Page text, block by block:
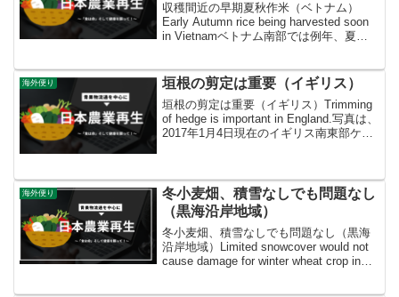
収穫間近の早期夏秋作米（ベトナム）
Early Autumn rice being harvested soon
in Vietnamベトナム南部では例年、夏秋
ベト...
海外便り 垣根の剪定は重要（イギリス）
垣根の剪定は重要（イギリス）Trimming
of hedge is important in England.写真は、
2017年1月4日現在のイギリス南東部ケン
海外便り
冬小麦畑、積雪なしでも問題なし
（黒海沿岸地域）
冬小麦畑、積雪なしでも問題なし（黒海
沿岸地域）Limited snowcover would not
cause damage for winter wheat crop in